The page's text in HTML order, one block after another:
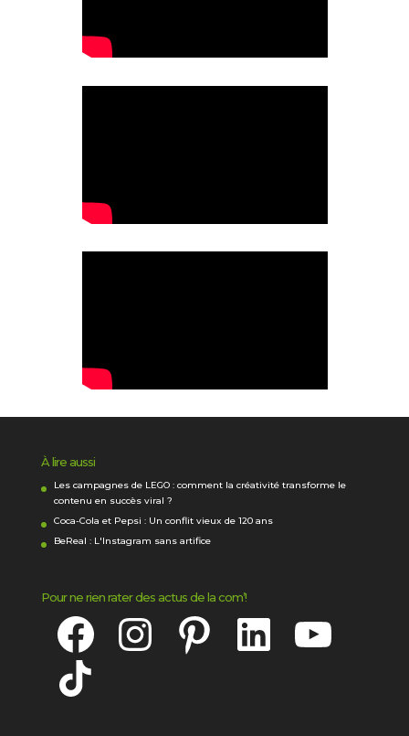
À lire aussi
Les campagnes de LEGO : comment la créativité transforme le
contenu en succès viral ?
Coca-Cola et Pepsi : Un conflit vieux de 120 ans
BeReal : L'Instagram sans artifice
Pour ne rien rater des actus de la com’!
Facebook Pinterest
TikTok